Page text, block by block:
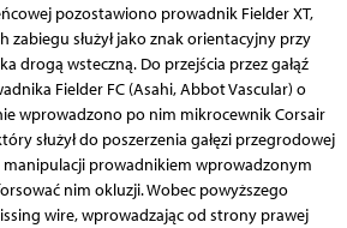
pozostawiono prowadnik Fielder XT,
zabiegu służył jako znak orientacyjny przy
drogą wsteczną. Do przejścia przez gałąź
Fielder FC (Asahi, Abbot Vascular) o
wprowadzono po nim mikrocewnik Corsair
służył do poszerzenia gałęzi przegrodowej
manipulacji prowadnikiem wprowadzonym
nim okluzji. Wobec powyższego
wire, wprowadzając od strony prawej